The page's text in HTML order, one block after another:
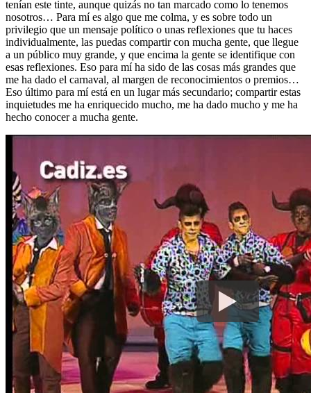
tenían este tinte, aunque quizás no tan marcado como lo tenemos
nosotros… Para mí es algo que me colma, y es sobre todo un
privilegio que un mensaje político o unas reflexiones que tu haces
individualmente, las puedas compartir con mucha gente, que llegue
a un público muy grande, y que encima la gente se identifique con
esas reflexiones. Eso para mí ha sido de las cosas más grandes que
me ha dado el carnaval, al margen de reconocimientos o premios…
Eso último para mí está en un lugar más secundario; compartir estas
inquietudes me ha enriquecido mucho, me ha dado mucho y me ha
hecho conocer a mucha gente.